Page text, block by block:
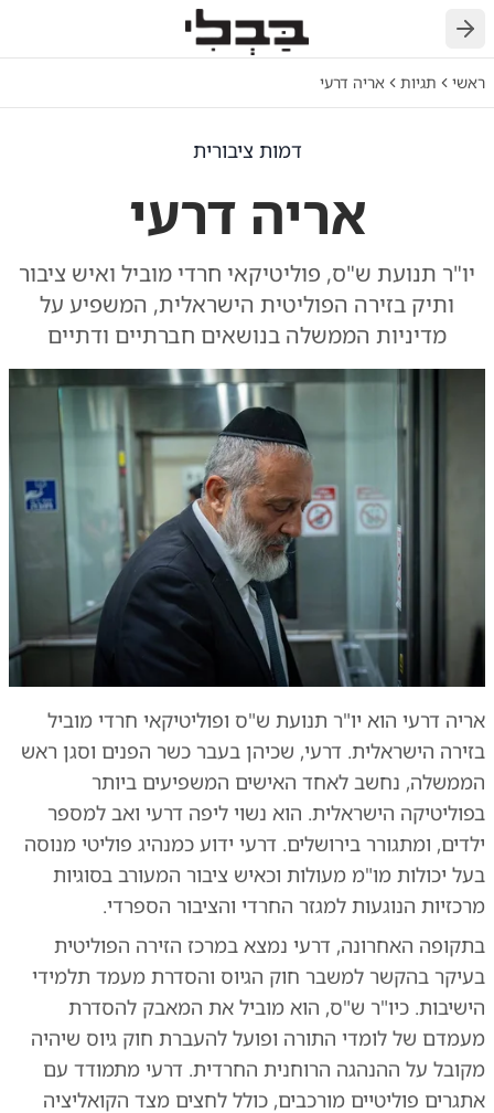
חזרה
ראשי תגיות אריה דרעי
דמות ציבורית
אריה דרעי
יו"ר תנועת ש"ס, פוליטיקאי חרדי מוביל ואיש ציבור
ותיק בזירה הפוליטית הישראלית, המשפיע על
מדיניות הממשלה בנושאים חברתיים ודתיים
אריה דרעי הוא יו"ר תנועת ש"ס ופוליטיקאי חרדי מוביל
בזירה הישראלית. דרעי, שכיהן בעבר כשר הפנים וסגן ראש
הממשלה, נחשב לאחד האישים המשפיעים ביותר
בפוליטיקה הישראלית. הוא נשוי ליפה דרעי ואב למספר
ילדים, ומתגורר בירושלים. דרעי ידוע כמנהיג פוליטי מנוסה
בעל יכולות מו"מ מעולות וכאיש ציבור המעורב בסוגיות
מרכזיות הנוגעות למגזר החרדי והציבור הספרדי.
בתקופה האחרונה, דרעי נמצא במרכז הזירה הפוליטית
בעיקר בהקשר למשבר חוק הגיוס והסדרת מעמד תלמידי
הישיבות. כיו"ר ש"ס, הוא מוביל את המאבק להסדרת
מעמדם של לומדי התורה ופועל להעברת חוק גיוס שיהיה
מקובל על ההנהגה הרוחנית החרדית. דרעי מתמודד עם
אתגרים פוליטיים מורכבים, כולל לחצים מצד הקואליציה